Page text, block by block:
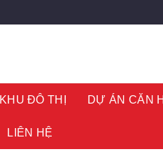
KHU ĐÔ THỊ DỰ ÁN CĂN
LIÊN HỆ